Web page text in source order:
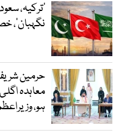
‘ترکیہ،
نگہبان’،
حرمین
معاہدہ
ہو،